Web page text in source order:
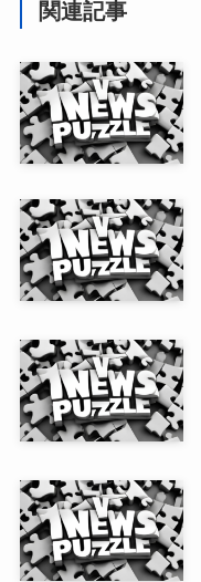
関連記事